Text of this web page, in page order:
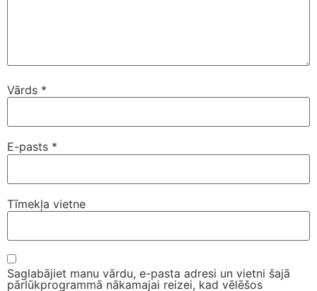
Vārds *
E-pasts *
Tīmekļa vietne
Saglabājiet manu vārdu, e-pasta adresi un vietni šajā
pārlūkprogrammā nākamajai reizei, kad vēlēšos